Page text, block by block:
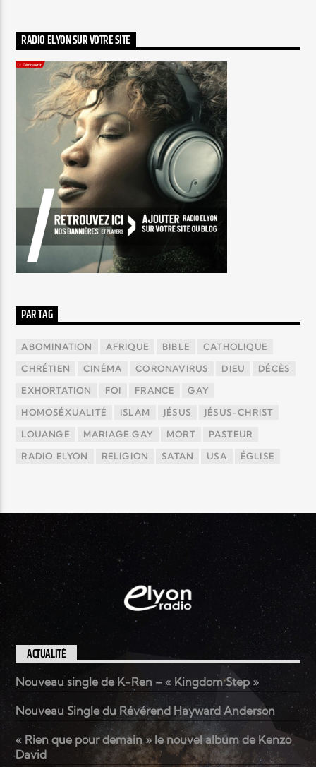
RADIO ELYON SUR VOTRE SITE
PAR TAG
ABOMINATION AFRIQUE BIBLE CATHOLIQUE
CHRÉTIEN CINÉMA CORONAVIRUS DIEU DÉCÈS
EXHORTATION FOI FRANCE GAY
HOMOSÉXUALITÉ ISLAM JÉSUS JÉSUS-CHRIST
LOUANGE MARIAGE GAY MORT PASTEUR
RADIO ELYON RELIGION SATAN USA ÉGLISE
ACTUALITÉ
Nouveau single de K-Ren – « Kingdom Step »
Nouveau Single du Révérend Hayward Anderson
« Rien que pour demain » le nouvel album de Kenzo
David